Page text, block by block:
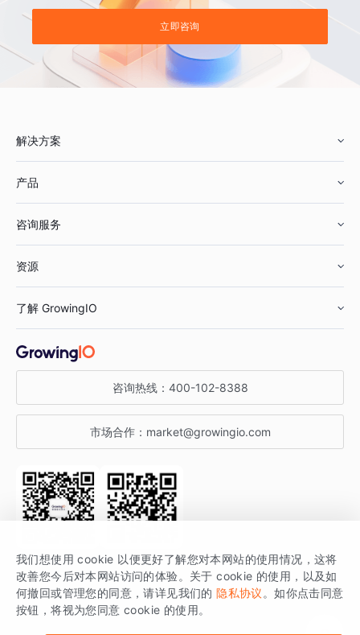
立即咨询
解决方案
鞋服行业
汽车行业
金融行业
产品
智能运营
获客分析
咨询服务
资源
增长公开课
增长博客
开发者文档
SDK 文档
场景指南
了解 GrowingIO
关于 GrowingIO
增长大会
行业活动
咨询热线： 400-102-8388
市场合作： market@growingio.com
关注公众号 获取更多干货
GrowingIO 是专注于数据智能分析与增长的品牌，核心平台为 GrowingIO
分析云。
我们想使用 cookie 以便更好了解您对本网站的使用情况，这将
改善您今后对本网站访问的体验。关于 cookie 的使用，以及如
何撤回或管理您的同意，请详见我们的 隐私协议 。如你点击同意
按钮，将视为您同意 cookie 的使用。